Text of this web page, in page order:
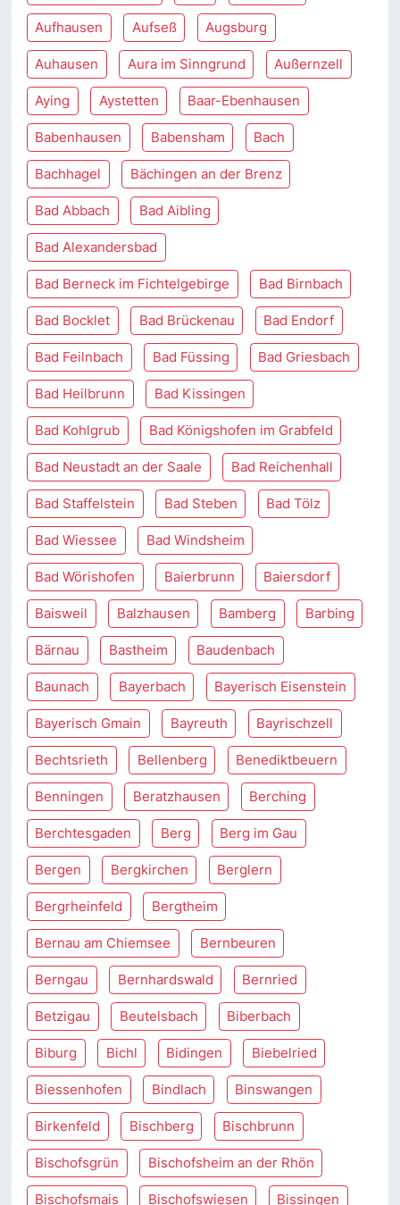
Aufhausen Aufseß Augsburg
Auhausen Aura im Sinngrund Außernzell
Aying Aystetten Baar-Ebenhausen
Babenhausen Babensham Bach
Bachhagel Bächingen an der Brenz
Bad Abbach Bad Aibling
Bad Alexandersbad
Bad Berneck im Fichtelgebirge Bad Birnbach
Bad Bocklet Bad Brückenau Bad Endorf
Bad Feilnbach Bad Füssing Bad Griesbach
Bad Heilbrunn Bad Kissingen
Bad Kohlgrub Bad Königshofen im Grabfeld
Bad Neustadt an der Saale Bad Reichenhall
Bad Staffelstein Bad Steben Bad Tölz
Bad Wiessee Bad Windsheim
Bad Wörishofen Baierbrunn Baiersdorf
Baisweil Balzhausen Bamberg Barbing
Bärnau Bastheim Baudenbach
Baunach Bayerbach Bayerisch Eisenstein
Bayerisch Gmain Bayreuth Bayrischzell
Bechtsrieth Bellenberg Benediktbeuern
Benningen Beratzhausen Berching
Berchtesgaden Berg Berg im Gau
Bergen Bergkirchen Berglern
Bergrheinfeld Bergtheim
Bernau am Chiemsee Bernbeuren
Berngau Bernhardswald Bernried
Betzigau Beutelsbach Biberbach
Biburg Bichl Bidingen Biebelried
Biessenhofen Bindlach Binswangen
Birkenfeld Bischberg Bischbrunn
Bischofsgrün Bischofsheim an der Rhön
Bischofsmais Bischofswiesen Bissingen